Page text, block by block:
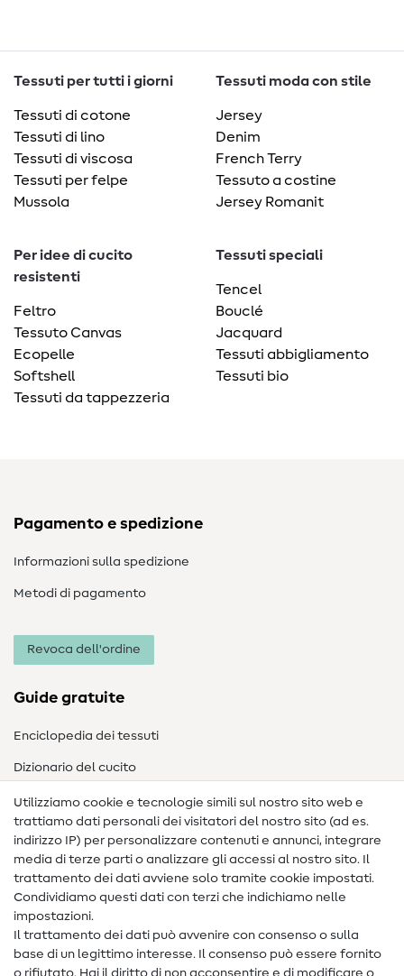
Tessuti per tutti i giorni
Tessuti di cotone
Tessuti di lino
Tessuti di viscosa
Tessuti per felpe
Mussola
Tessuti moda con stile
Jersey
Denim
French Terry
Tessuto a costine
Jersey Romanit
Per idee di cucito
resistenti
Feltro
Tessuto Canvas
Ecopelle
Softshell
Tessuti da tappezzeria
Tessuti speciali
Tencel
Bouclé
Jacquard
Tessuti abbigliamento
Tessuti bio
Pagamento e spedizione
Informazioni sulla spedizione
Metodi di pagamento
Revoca dell'ordine
Guide gratuite
Enciclopedia dei tessuti
Dizionario del cucito
Nähanleitungen
Assistenza e contatto
Contatto
Informazioni sul nuovo proprietario
FAQ
Diritto di recesso
Utilizziamo cookie e tecnologie simili sul nostro sito web e
trattiamo dati personali dei visitatori del nostro sito (ad es.
indirizzo IP) per personalizzare contenuti e annunci, integrare
media di terze parti o analizzare gli accessi al nostro sito. Il
trattamento dei dati avviene solo tramite cookie impostati.
Condividiamo questi dati con terzi che indichiamo nelle
impostazioni.
Il trattamento dei dati può avvenire con consenso o sulla
base di un legittimo interesse. Il consenso può essere fornito
o rifiutato. Hai il diritto di non acconsentire e di modificare o